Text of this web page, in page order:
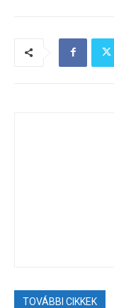
TOVÁBBI CIKKEK